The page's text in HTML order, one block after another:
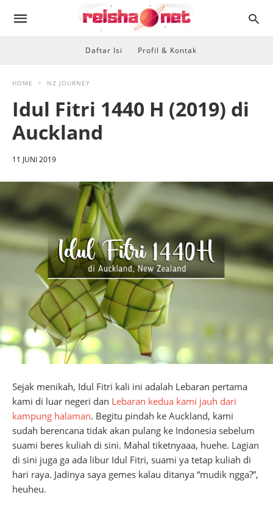
Daftar Isi Profil & Kontak
HOME NZ JOURNEY
Idul Fitri 1440 H (2019) di
Auckland
11 JUNI 2019
Sejak menikah, Idul Fitri kali ini adalah Lebaran pertama
kami di luar negeri dan Lebaran kedua kami jauh dari
kampung halaman. Begitu pindah ke Auckland, kami
sudah berencana tidak akan pulang ke Indonesia sebelum
suami beres kuliah di sini. Mahal tiketnyaaa, huehe. Lagian
di sini juga ga ada libur Idul Fitri, suami ya tetap kuliah di
hari raya. Jadinya saya gemes kalau ditanya “mudik ngga?”,
heuheu.